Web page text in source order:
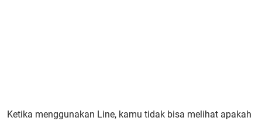
Ketika menggunakan Line, kamu tidak bisa melihat apakah